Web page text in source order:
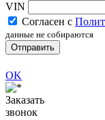
VIN
Согласен с
данные не собираются
Отправить
OK
Заказать
звонок